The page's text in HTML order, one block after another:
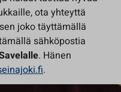
ota yhteyttä
joko täyttämällä
sähköpostia
. Hänen
.